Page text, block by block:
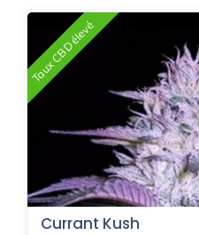
Taux CBD élevé
Currant Kush